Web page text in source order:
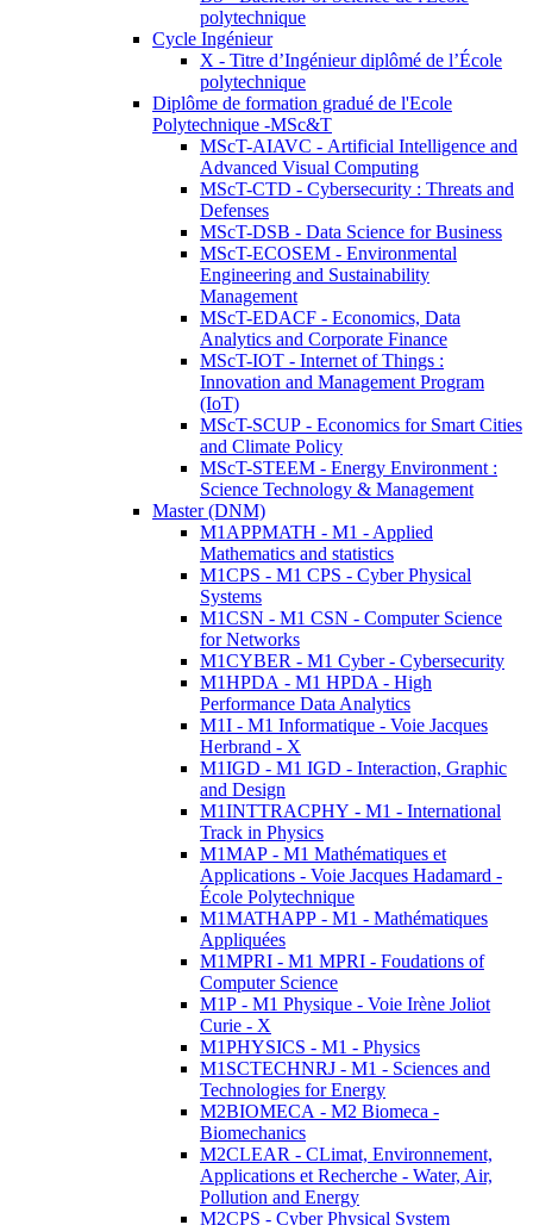
polytechnique
Cycle Ingénieur
X - Titre d’Ingénieur diplômé de l’École
polytechnique
Diplôme de formation gradué de l'Ecole
Polytechnique -MSc&T
MScT-AIAVC - Artificial Intelligence and
Advanced Visual Computing
MScT-CTD - Cybersecurity : Threats and
Defenses
MScT-DSB - Data Science for Business
MScT-ECOSEM - Environmental
Engineering and Sustainability
Management
MScT-EDACF - Economics, Data
Analytics and Corporate Finance
MScT-IOT - Internet of Things :
Innovation and Management Program
(IoT)
MScT-SCUP - Economics for Smart Cities
and Climate Policy
MScT-STEEM - Energy Environment :
Science Technology & Management
Master (DNM)
M1APPMATH - M1 - Applied
Mathematics and statistics
M1CPS - M1 CPS - Cyber Physical
Systems
M1CSN - M1 CSN - Computer Science
for Networks
M1CYBER - M1 Cyber - Cybersecurity
M1HPDA - M1 HPDA - High
Performance Data Analytics
M1I - M1 Informatique - Voie Jacques
Herbrand - X
M1IGD - M1 IGD - Interaction, Graphic
and Design
M1INTTRACPHY - M1 - International
Track in Physics
M1MAP - M1 Mathématiques et
Applications - Voie Jacques Hadamard -
École Polytechnique
M1MATHAPP - M1 - Mathématiques
Appliquées
M1MPRI - M1 MPRI - Foudations of
Computer Science
M1P - M1 Physique - Voie Irène Joliot
Curie - X
M1PHYSICS - M1 - Physics
M1SCTECHNRJ - M1 - Sciences and
Technologies for Energy
M2BIOMECA - M2 Biomeca -
Biomechanics
M2CLEAR - CLimat, Environnement,
Applications et Recherche - Water, Air,
Pollution and Energy
M2CPS - Cyber Physical System